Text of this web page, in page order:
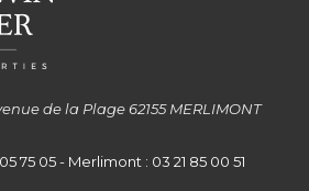
de la Plage 62155 MERLIMONT
75 05 - Merlimont : 03 21 85 00 51